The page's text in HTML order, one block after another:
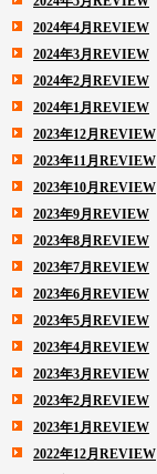
2024年4月REVIEW
2024年3月REVIEW
2024年2月REVIEW
2024年1月REVIEW
2023年12月REVIEW
2023年11月REVIEW
2023年10月REVIEW
2023年9月REVIEW
2023年8月REVIEW
2023年7月REVIEW
2023年6月REVIEW
2023年5月REVIEW
2023年4月REVIEW
2023年3月REVIEW
2023年2月REVIEW
2023年1月REVIEW
2022年12月REVIEW